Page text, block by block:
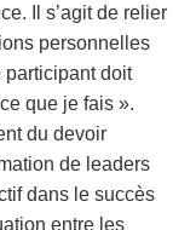
Il s’agit de relier
personnelles
participant doit
que je fais ».
du devoir
de leaders
dans le succès
entre les